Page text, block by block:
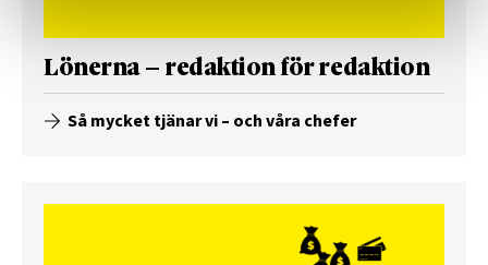
Lönerna – redaktion för redaktion
Så mycket tjänar vi – och våra chefer